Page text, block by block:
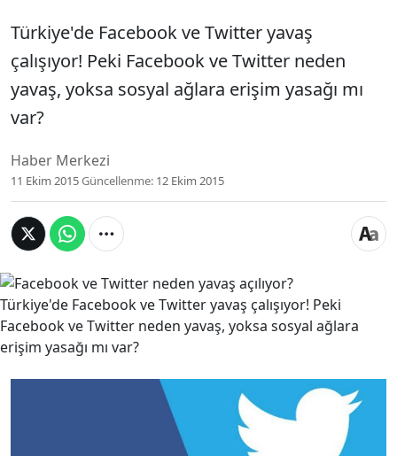
Türkiye'de Facebook ve Twitter yavaş
çalışıyor! Peki Facebook ve Twitter neden
yavaş, yoksa sosyal ağlara erişim yasağı mı
var?
Haber Merkezi
11 Ekim 2015Güncellenme: 12 Ekim 2015
Türkiye'de Facebook ve Twitter yavaş çalışıyor! Peki
Facebook ve Twitter neden yavaş, yoksa sosyal ağlara
erişim yasağı mı var?